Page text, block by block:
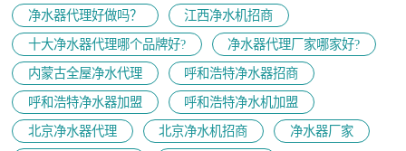
净水器代理好做吗？
江西净水机招商
十大净水器代理哪个品牌好?
净水器代理厂家哪家好?
内蒙古全屋净水代理
呼和浩特净水器招商
呼和浩特净水器加盟
呼和浩特净水机加盟
北京净水器代理
北京净水机招商
净水器厂家